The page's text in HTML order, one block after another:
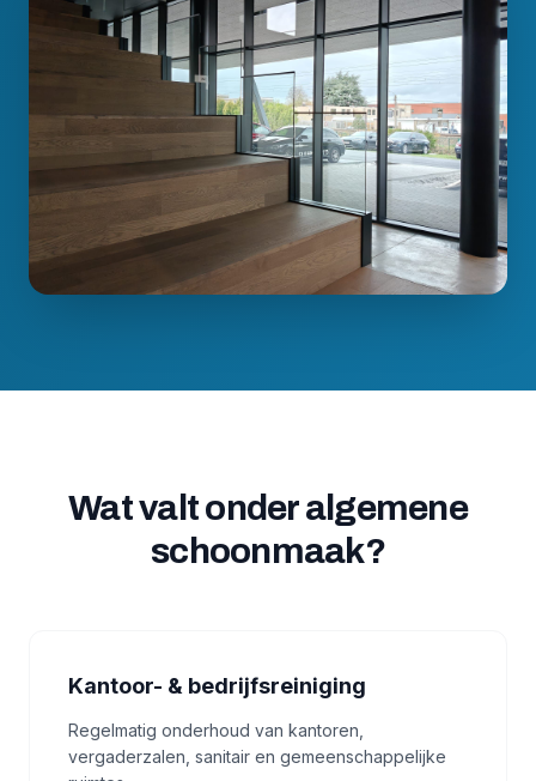
Wat valt onder algemene
schoonmaak?
Kantoor- & bedrijfsreiniging
Regelmatig onderhoud van kantoren,
vergaderzalen, sanitair en gemeenschappelijke